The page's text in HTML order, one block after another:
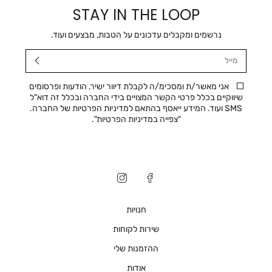
STAY IN THE LOOP
נרשמים ומקבלים עדכונים על הטבות, מבצעים ועוד.
אני מאשר/ת ומסכימ/ה לקבלת דיוור ישיר, הודעות ופרסומים
שיווקיים בכלל פרטי הקשר המצויים בידי החברה ובכלל זה דוא"ל
SMS ועוד. המידע ייאסף בהתאם למדיניות הפרטיות של החברה.
"צפייה במדיניות הפרטיות".
חנויות
שירות לקוחות
ההזמנות שלי
אודות